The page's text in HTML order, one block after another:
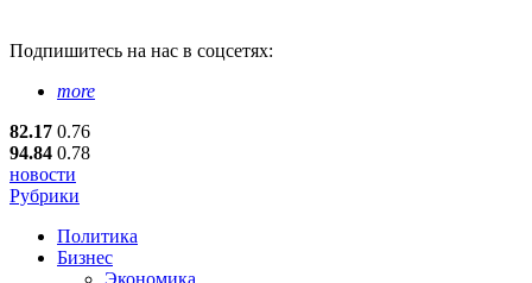
Подпишитесь на нас в соцсетях:
more
82.17 0.76
94.84 0.78
новости
Рубрики
Политика
Бизнес
Экономика